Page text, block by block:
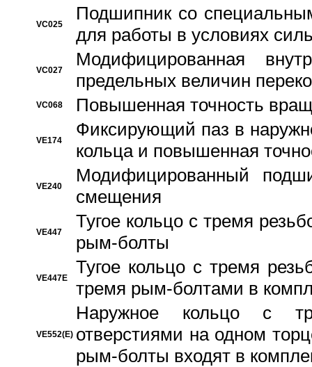
VC025
Подшипник со
для работы в условиях
VC027
Модифицированная
предельных величин
VC068 Повышенная точность
VE174
Фиксирующий паз в
кольца и повышенная
VE240
Модифицированный
смещения
VE447
Тугое кольцо с тремя
рым-болты
VE447E
Тугое кольцо с тремя
тремя рым-болтами в
VE552(E)
Наружное кольцо с
отверстиями на одном
рым-болты входят в